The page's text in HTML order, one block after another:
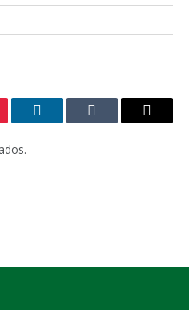
LinkedInTumblr
E-